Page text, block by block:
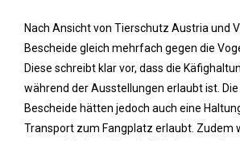
Nach Ansicht von Tierschutz Austria und
Bescheide gleich mehrfach gegen die
Diese schreibt klar vor, dass die
während der Ausstellungen erlaubt ist.
Bescheide hätten jedoch auch eine
Transport zum Fangplatz erlaubt. Zudem